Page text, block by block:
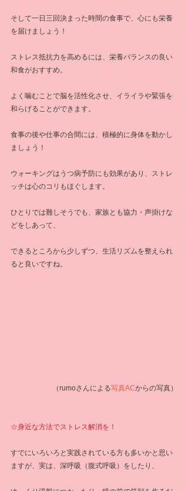
そして一日三回決まった時間の食事で、心にも栄養
を届けましょう！
ストレス抵抗力を高めるには、栄養バランスの良い
和食がおすすめ。
よく噛むことで脳を活性化させ、イライラや緊張を
和らげることができます。
食事の後や仕事の合間には、積極的に身体を動かし
ましょう！
ウォーキングはうつ病予防にも効果があり、ストレ
ッチは心のコリもほぐします。
ひとりでは難しそうでも、家族とも協力・声掛けな
どをしあって、
できるところから少しずつ、生活リズムを整えられ
ると良いですね。
（rumoさんによる写真ACからの写真）
☆身近な方法でストレス解消を！
すでにいろいろと実践されている方も多いかと思い
ますが、実は、深呼吸（腹式呼吸）をしたり、